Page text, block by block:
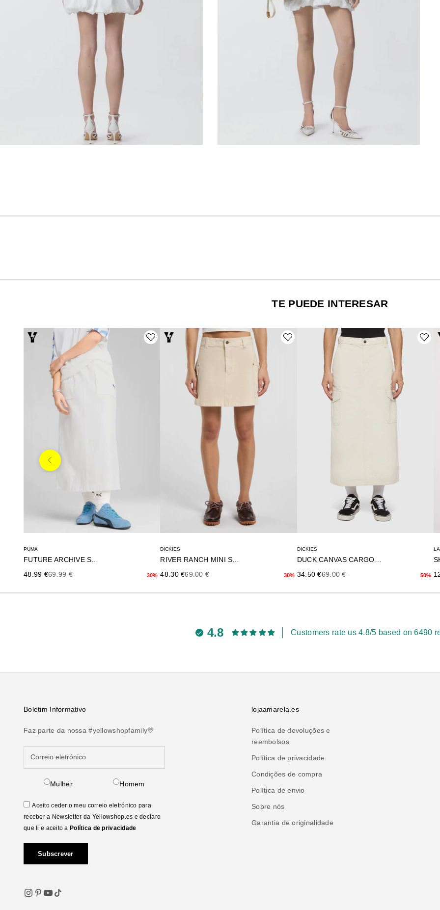
TE PUEDE INTERESAR
PUMA
Precio de oferta
48.99 €Precio anterior
69.99 € 30%
DICKIES
Precio de oferta
48.30 €Precio anterior
69.00 € 30%
DICKIES
Precio de oferta
34.50 €Precio anterior
69.00 € 50%
Anterior
4.8 Customers rate us 4.8/5 based on 6490
Boletim Informativo
Faz parte da nossa #yellowshopfamily💛
Mulher Homem
Aceito ceder o meu correio eletrónico para
receber a Newsletter da Yellowshop.es e declaro
que li e aceito aPolítica de privacidade
Subscrever
lojaamarela.es
Política de devoluções e
reembolsos
Política de privacidade
Condições de compra
Política de envio
Sobre nós
Garantia de originalidade